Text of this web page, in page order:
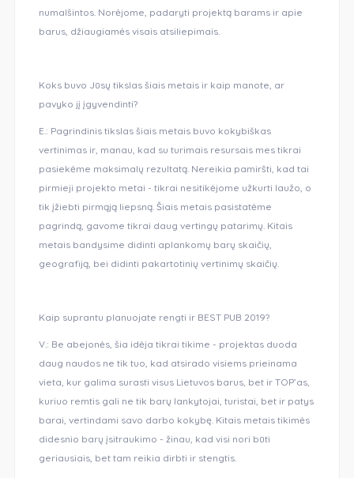
numalšintos. Norėjome, padaryti projektą barams ir apie
barus, džiaugiamės visais atsiliepimais.
Koks buvo Jūsų tikslas šiais metais ir kaip manote, ar
pavyko jį įgyvendinti?
E.: Pagrindinis tikslas šiais metais buvo kokybiškas
vertinimas ir, manau, kad su turimais resursais mes tikrai
pasiekėme maksimalų rezultatą. Nereikia pamiršti, kad tai
pirmieji projekto metai - tikrai nesitikėjome užkurti laužo, o
tik įžiebti pirmąją liepsną. Šiais metais pasistatėme
pagrindą, gavome tikrai daug vertingų patarimų. Kitais
metais bandysime didinti aplankomų barų skaičių,
geografiją, bei didinti pakartotinių vertinimų skaičių.
Kaip suprantu planuojate rengti ir BEST PUB 2019?
V.: Be abejonės, šia idėja tikrai tikime - projektas duoda
daug naudos ne tik tuo, kad atsirado visiems prieinama
vieta, kur galima surasti visus Lietuvos barus, bet ir TOP’as,
kuriuo remtis gali ne tik barų lankytojai, turistai, bet ir patys
barai, vertindami savo darbo kokybę. Kitais metais tikimės
didesnio barų įsitraukimo - žinau, kad visi nori būti
geriausiais, bet tam reikia dirbti ir stengtis.